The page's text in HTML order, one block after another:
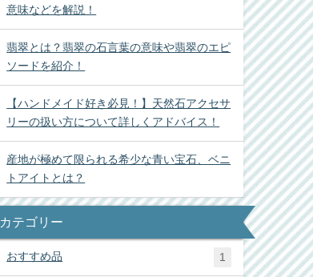
意味などを解説！
翡翠とは？翡翠の石言葉の意味や翡翠のエピ
ソードを紹介！
【ハンドメイド好き必見！】天然石アクセサ
リーの扱い方について詳しくアドバイス！
産地が極めて限られる希少な青い宝石、ベニ
トアイトとは？
カテゴリー
おすすめ品 1